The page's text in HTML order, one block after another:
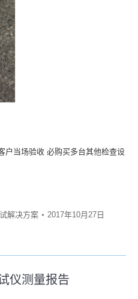
当场验收 必购买多台其他检查设
解决方案 2017年10月27日
历
仪测量报告